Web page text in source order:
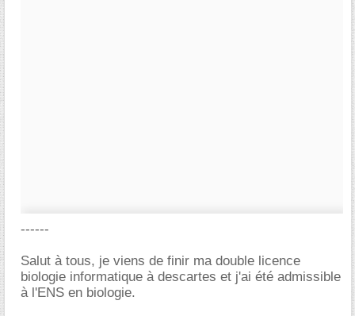
------
Salut à tous, je viens de finir ma double licence
biologie informatique à descartes et j'ai été admissible
à l'ENS en biologie.